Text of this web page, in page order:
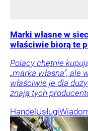
Marki własne w
właściwie biorą te
Polacy chętnie
„marka własna”,
właściwie je dla
znają tych
Handel Usługi